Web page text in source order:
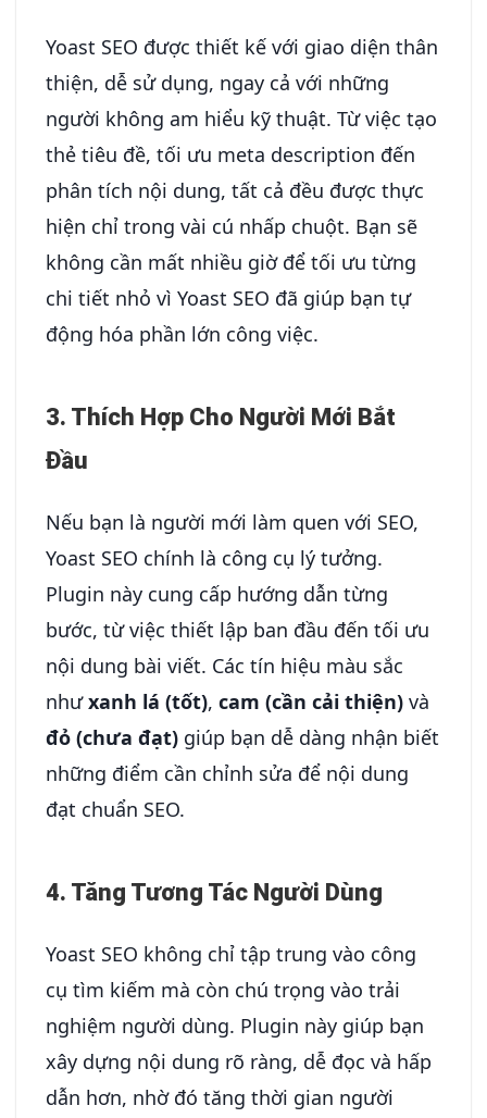
Yoast SEO được thiết kế với giao diện thân
thiện, dễ sử dụng, ngay cả với những
người không am hiểu kỹ thuật. Từ việc tạo
thẻ tiêu đề, tối ưu meta description đến
phân tích nội dung, tất cả đều được thực
hiện chỉ trong vài cú nhấp chuột. Bạn sẽ
không cần mất nhiều giờ để tối ưu từng
chi tiết nhỏ vì Yoast SEO đã giúp bạn tự
động hóa phần lớn công việc.
3. Thích Hợp Cho Người Mới Bắt
Đầu
Nếu bạn là người mới làm quen với SEO,
Yoast SEO chính là công cụ lý tưởng.
Plugin này cung cấp hướng dẫn từng
bước, từ việc thiết lập ban đầu đến tối ưu
nội dung bài viết. Các tín hiệu màu sắc
nhưxanh lá (tốt), cam (cần cải thiện) và
đỏ (chưa đạt) giúp bạn dễ dàng nhận biết
những điểm cần chỉnh sửa để nội dung
đạt chuẩn SEO.
4. Tăng Tương Tác Người Dùng
Yoast SEO không chỉ tập trung vào công
cụ tìm kiếm mà còn chú trọng vào trải
nghiệm người dùng. Plugin này giúp bạn
xây dựng nội dung rõ ràng, dễ đọc và hấp
dẫn hơn, nhờ đó tăng thời gian người